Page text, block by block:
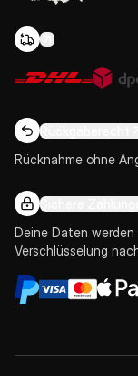
Rückgaberecht
Rücknahme ohne
Sichere
Deine Daten
Verschlüsselung